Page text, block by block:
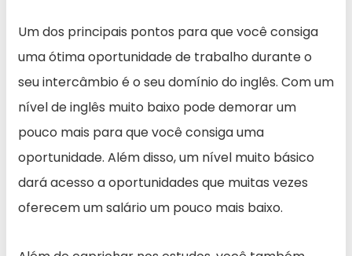
Um dos principais pontos para que você consiga
uma ótima oportunidade de trabalho durante o
seu intercâmbio é o seu domínio do inglês. Com um
nível de inglês muito baixo pode demorar um
pouco mais para que você consiga uma
oportunidade. Além disso, um nível muito básico
dará acesso a oportunidades que muitas vezes
oferecem um salário um pouco mais baixo.